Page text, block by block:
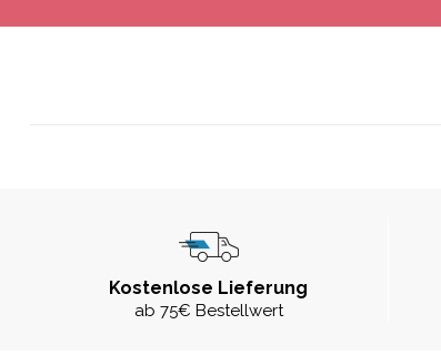
Kostenlose Lieferung
ab 75€ Bestellwert